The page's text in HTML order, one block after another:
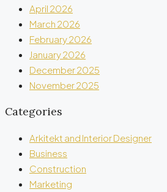
April 2026
March 2026
February 2026
January 2026
December 2025
November 2025
Categories
Arkitekt and Interior Designer
Business
Construction
Marketing